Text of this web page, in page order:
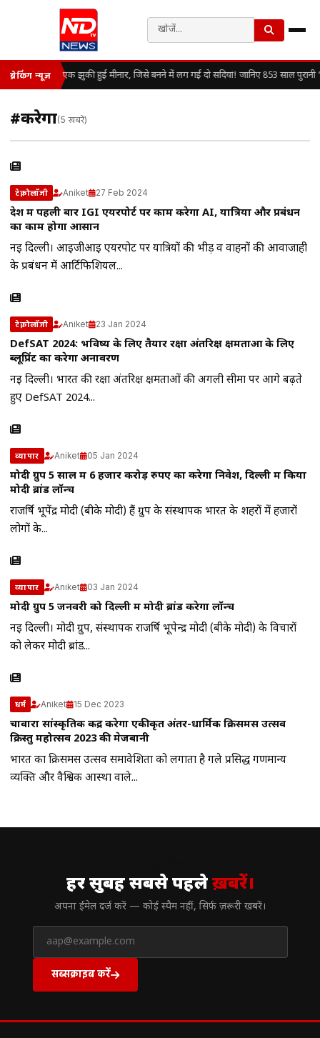
ब्रेकिंग न्यूज़ एक झुकी हुई मीनार, जिसे बनने में लग गईं दो सदियां! जानिए 853 साल पुरानी
#करेगा(5 खबरें)
टेक्नोलॉजी Aniket 27 Feb 2024
देश में पहली बार IGI एयरपोर्ट पर काम करेगा AI, यात्रियों और प्रबंधन
का काम होगा आसान
नई दिल्ली। आईजीआई एयरपोर्ट पर यात्रियों की भीड़ व वाहनों की आवाजाही
के प्रबंधन में आर्टिफिशियल...
टेक्नोलॉजी Aniket 23 Jan 2024
DefSAT 2024: भविष्य के लिए तैयार रक्षा अंतरिक्ष क्षमताओं के लिए
ब्लूप्रिंट का करेगा अनावरण
नई दिल्ली। भारत की रक्षा अंतरिक्ष क्षमताओं की अगली सीमा पर आगे बढ़ते
हुए DefSAT 2024...
व्यापार Aniket 05 Jan 2024
मोदी ग्रुप 5 साल में 6 हजार करोड़ रुपए का करेगा निवेश, दिल्ली में किया
मोदी ब्रांड लॉन्च
राजर्षि भूपेंद्र मोदी (बीके मोदी) हैं ग्रुप के संस्थापक भारत के शहरों में हजारों
लोगों के...
व्यापार Aniket 03 Jan 2024
मोदी ग्रुप 5 जनवरी को दिल्ली में मोदी ब्रांड करेगा लॉन्च
नई दिल्ली। मोदी ग्रुप, संस्थापक राजर्षि भूपेन्द्र मोदी (बीके मोदी) के विचारों
को लेकर मोदी ब्रांड...
धर्म Aniket 15 Dec 2023
चावारा सांस्कृतिक केंद्र करेगा एकीकृत अंतर-धार्मिक क्रिसमस उत्सव
क्रिस्तु महोत्सव 2023 की मेजबानी
भारत का क्रिसमस उत्सव समावेशिता को लगाता है गले प्रसिद्ध गणमान्य
व्यक्ति और वैश्विक आस्था वाले...
हर सुबह सबसे पहलेख़बरें।
अपना ईमेल दर्ज करें — कोई स्पैम नहीं, सिर्फ ज़रूरी खबरें।
सब्सक्राइब करें